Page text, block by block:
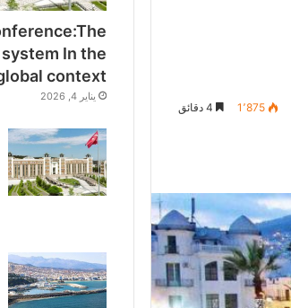
1٬875
In the
context
يناير 4, 2026